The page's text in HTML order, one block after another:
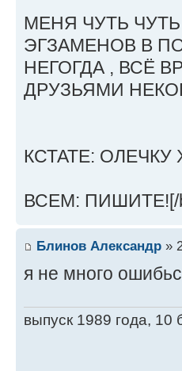
МЕНЯ ЧУТЬ
ЭГЗАМЕНОВ В
НЕГОГДА , ВСЁ
ДРУЗЬЯМИ
КСТАТЕ:
ВСЕМ: ПИШИТЕ![/
Блинов Александр »
я не много
выпуск 1989 года, 10